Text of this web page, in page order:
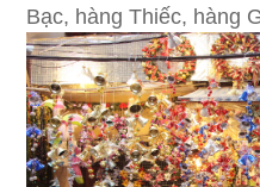
Bạc, hàng Thiếc, hàng